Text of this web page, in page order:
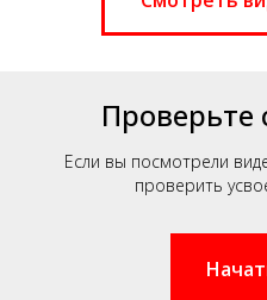
Проверьте
Если вы посмотрели
проверить